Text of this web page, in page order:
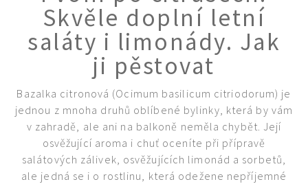
Skvěle doplní letní
saláty i limonády. Jak
ji pěstovat
Bazalka citronová (Ocimum basilicum citriodorum) je
jednou z mnoha druhů oblíbené bylinky, která by vám
v zahradě, ale ani na balkoně neměla chybět. Její
osvěžující aroma i chuť oceníte při přípravě
salátových zálivek, osvěžujících limonád a sorbetů,
ale jedná se i o rostlinu, která odežene nepříjemné